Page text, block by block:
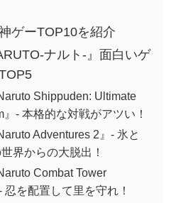
ゲーTOP10を紹介
ナルト-』面白いゲ
Shippuden: Ultimate
』- 本格的な対戦がアツい！
Adventures 2』- 氷と
界からの大脱出！
Combat Tower
忍を配置して里を守れ！